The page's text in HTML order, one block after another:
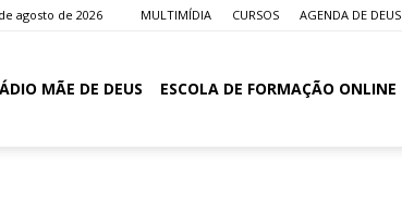
agosto de 2026 MULTIMÍDIA CURSOS AGENDA DE DEUS
MÃE DE DEUS ESCOLA DE FORMAÇÃO ONLINE